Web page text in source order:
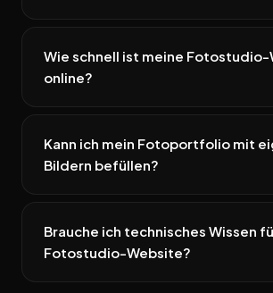
Wie schnell ist meine
online?
Kann ich mein Fotoportfolio mit
Bildern befüllen?
Brauche ich technisches Wissen
Fotostudio-Website?